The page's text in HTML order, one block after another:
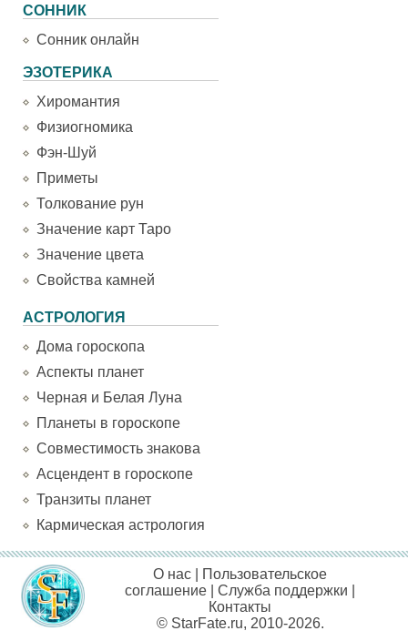
СОННИК
Сонник онлайн
ЭЗОТЕРИКА
Хиромантия
Физиогномика
Фэн-Шуй
Приметы
Толкование рун
Значение карт Таро
Значение цвета
Свойства камней
АСТРОЛОГИЯ
Дома гороскопа
Аспекты планет
Черная и Белая Луна
Планеты в гороскопе
Совместимость знакова
Асцендент в гороскопе
Транзиты планет
Кармическая астрология
О нас
Пользовательское
соглашение |Служба поддержки
Контакты
© StarFate.ru, 2010-2026.